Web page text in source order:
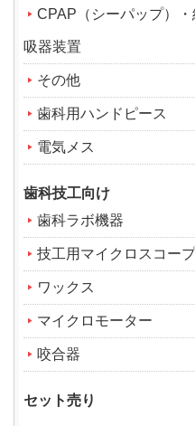
CPAP（シーパップ）
吸器装置
その他
歯科用ハンドピース
電気メス
歯科技工向け
歯科ラボ機器
技工用マイクロスコープ
ワックス
マイクロモーター
咬合器
セット売り